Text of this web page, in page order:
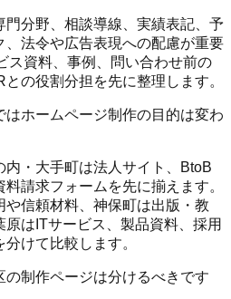
分野、相談導線、実績表記、予
法令や広告表現への配慮が重要
ス資料、事例、問い合わせ前の
の役割分担を先に整理します。
ホームページ制作の目的は変わ
・大手町は法人サイト、BtoB
請求フォームを先に揃えます。
信頼材料、神保町は出版・教
はITサービス、製品資料、採用
けて比較します。
制作ページは分けるべきです